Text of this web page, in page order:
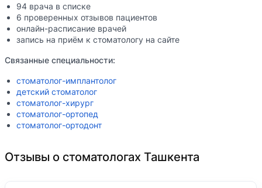
94 врача в списке
6 проверенных отзывов пациентов
онлайн-расписание врачей
запись на приём к стоматологу на сайте
Связанные специальности:
стоматолог-имплантолог
детский стоматолог
стоматолог-хирург
стоматолог-ортопед
стоматолог-ортодонт
Отзывы о стоматологах Ташкента